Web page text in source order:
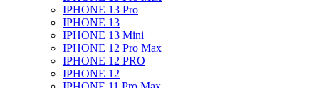
IPHONE 13 Pro
IPHONE 13
IPHONE 13 Mini
IPHONE 12 Pro Max
IPHONE 12 PRO
IPHONE 12